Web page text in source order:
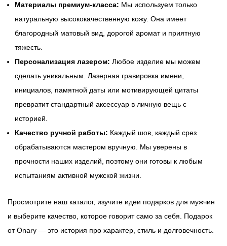
Материалы премиум-класса: Мы используем только
натуральную высококачественную кожу. Она имеет
благородный матовый вид, дорогой аромат и приятную
тяжесть.
Персонализация лазером: Любое изделие мы можем
сделать уникальным. Лазерная гравировка имени,
инициалов, памятной даты или мотивирующей цитаты
превратит стандартный аксессуар в личную вещь с
историей.
Качество ручной работы: Каждый шов, каждый срез
обрабатываются мастером вручную. Мы уверены в
прочности наших изделий, поэтому они готовы к любым
испытаниям активной мужской жизни.
Просмотрите наш каталог, изучите идеи подарков для мужчин
и выберите качество, которое говорит само за себя. Подарок
от Onary — это история про характер, стиль и долговечность.